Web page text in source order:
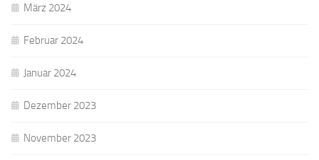
März 2024
Februar 2024
Januar 2024
Dezember 2023
November 2023